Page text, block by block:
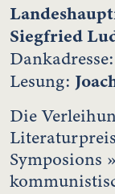
Siegfried
Dankadresse:
Lesung:
Die
Symposions